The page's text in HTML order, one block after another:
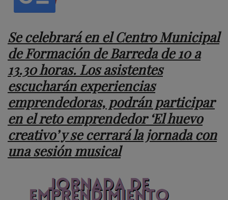
Se celebrará en el Centro Municipal
de Formación de Barreda de 10 a
13.30 horas. Los asistentes
escucharán experiencias
emprendedoras, podrán participar
en el reto emprendedor ‘El huevo
creativo’ y se cerrará la jornada con
una sesión musical